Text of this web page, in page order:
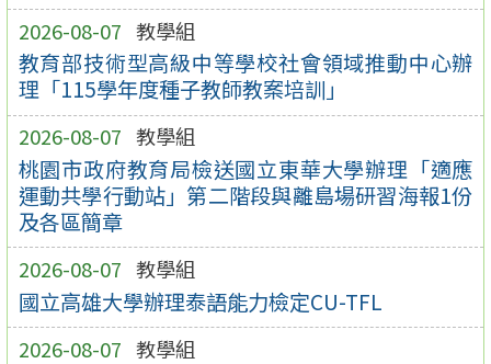
2026-08-07 教學組
教育部技術型高級中等學校社會領域推動中心辦
理「115學年度種子教師教案培訓」
2026-08-07 教學組
桃園市政府教育局檢送國立東華大學辦理「適應
運動共學行動站」第二階段與離島場研習海報1份
及各區簡章
2026-08-07 教學組
國立高雄大學辦理泰語能力檢定CU-TFL
2026-08-07 教學組